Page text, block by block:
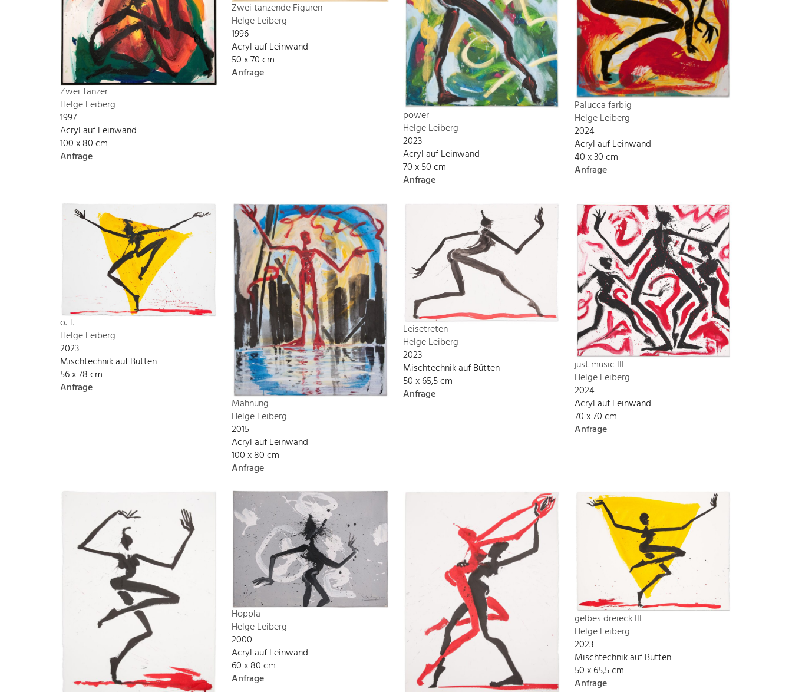
Zwei Tänzer
Helge Leiberg
1997
Acryl auf Leinwand
100 x 80 cm
Anfrage
Zwei tanzende Figuren
Helge Leiberg
1996
Acryl auf Leinwand
50 x 70 cm
Anfrage
power
Helge Leiberg
2023
Acryl auf Leinwand
70 x 50 cm
Anfrage
Palucca farbig
Helge Leiberg
2024
Acryl auf Leinwand
40 x 30 cm
Anfrage
o. T.
Helge Leiberg
2023
Mischtechnik auf Bütten
56 x 78 cm
Anfrage
Mahnung
Helge Leiberg
2015
Acryl auf Leinwand
100 x 80 cm
Anfrage
Leisetreten
Helge Leiberg
2023
Mischtechnik auf Bütten
50 x 65,5 cm
Anfrage
just music III
Helge Leiberg
2024
Acryl auf Leinwand
70 x 70 cm
Anfrage
Hoppla
Helge Leiberg
2000
Acryl auf Leinwand
60 x 80 cm
Anfrage
gelbes dreieck III
Helge Leiberg
2023
Mischtechnik auf Bütten
50 x 65,5 cm
Anfrage